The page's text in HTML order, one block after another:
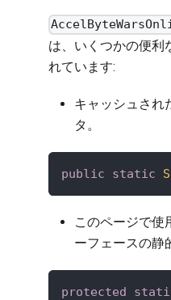
は、いくつかの便利
れています:
キャッシュされ
タ。
public static
このページで使
ーフェースの静
protected